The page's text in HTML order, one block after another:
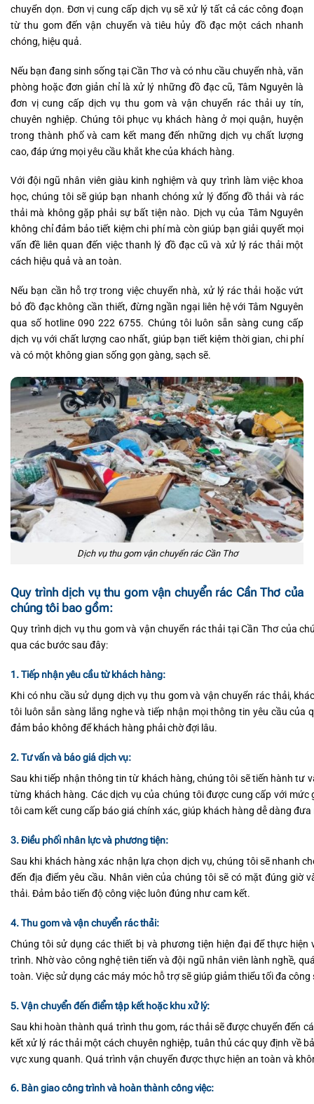
chuyển dọn. Đơn vị cung cấp dịch vụ sẽ xử lý tất cả các công đoạn
từ thu gom đến vận chuyển và tiêu hủy đồ đạc một cách nhanh
chóng, hiệu quả.
Nếu bạn đang sinh sống tại Cần Thơ và có nhu cầu chuyển nhà, văn
phòng hoặc đơn giản chỉ là xử lý những đồ đạc cũ, Tâm Nguyên là
đơn vị cung cấp dịch vụ thu gom và vận chuyển rác thải uy tín,
chuyên nghiệp. Chúng tôi phục vụ khách hàng ở mọi quận, huyện
trong thành phố và cam kết mang đến những dịch vụ chất lượng
cao, đáp ứng mọi yêu cầu khắt khe của khách hàng.
Với đội ngũ nhân viên giàu kinh nghiệm và quy trình làm việc khoa
học, chúng tôi sẽ giúp bạn nhanh chóng xử lý đống đồ thải và rác
thải mà không gặp phải sự bất tiện nào. Dịch vụ của Tâm Nguyên
không chỉ đảm bảo tiết kiệm chi phí mà còn giúp bạn giải quyết mọi
vấn đề liên quan đến việc thanh lý đồ đạc cũ và xử lý rác thải một
cách hiệu quả và an toàn.
Nếu bạn cần hỗ trợ trong việc chuyển nhà, xử lý rác thải hoặc vứt
bỏ đồ đạc không cần thiết, đừng ngần ngại liên hệ với Tâm Nguyên
qua số hotline 090 222 6755. Chúng tôi luôn sẵn sàng cung cấp
dịch vụ với chất lượng cao nhất, giúp bạn tiết kiệm thời gian, chi phí
và có một không gian sống gọn gàng, sạch sẽ.
Dịch vụ thu gom vận chuyển rác Cần Thơ
Quy trình dịch vụ thu gom vận chuyển rác Cần Thơ của
chúng tôi bao gồm:
Quy trình dịch vụ thu gom và vận chuyển rác thải tại Cần Thơ của
qua các bước sau đây:
1. Tiếp nhận yêu cầu từ khách hàng:
Khi có nhu cầu sử dụng dịch vụ thu gom và vận chuyển rác thải,
tôi luôn sẵn sàng lắng nghe và tiếp nhận mọi thông tin yêu cầu của
đảm bảo không để khách hàng phải chờ đợi lâu.
2. Tư vấn và báo giá dịch vụ:
Sau khi tiếp nhận thông tin từ khách hàng, chúng tôi sẽ tiến hành tư
từng khách hàng. Các dịch vụ của chúng tôi được cung cấp với
tôi cam kết cung cấp báo giá chính xác, giúp khách hàng dễ dàng
3. Điều phối nhân lực và phương tiện:
Sau khi khách hàng xác nhận lựa chọn dịch vụ, chúng tôi sẽ nhanh
đến địa điểm yêu cầu. Nhân viên của chúng tôi sẽ có mặt đúng giờ
thải. Đảm bảo tiến độ công việc luôn đúng như cam kết.
4. Thu gom và vận chuyển rác thải:
Chúng tôi sử dụng các thiết bị và phương tiện hiện đại để thực
trình. Nhờ vào công nghệ tiên tiến và đội ngũ nhân viên lành nghề,
toàn. Việc sử dụng các máy móc hỗ trợ sẽ giúp giảm thiểu tối đa
5. Vận chuyển đến điểm tập kết hoặc khu xử lý:
Sau khi hoàn thành quá trình thu gom, rác thải sẽ được chuyển đến
kết xử lý rác thải một cách chuyên nghiệp, tuân thủ các quy định về
vực xung quanh. Quá trình vận chuyển được thực hiện an toàn và
6. Bàn giao công trình và hoàn thành công việc: